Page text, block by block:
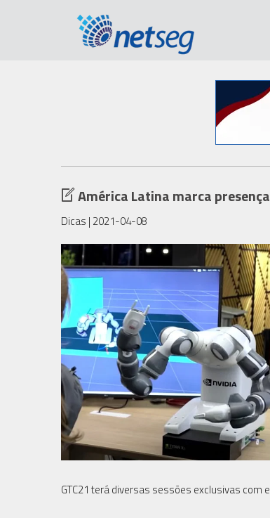
América Latina marca
Dicas | 2021-04-08
GTC21 terá diversas sessões exclusivas com